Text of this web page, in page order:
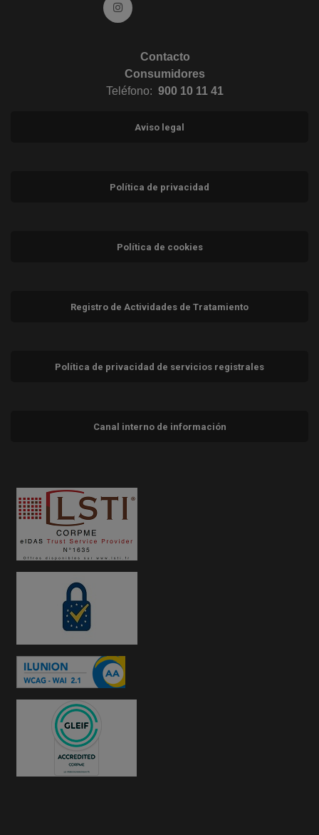
Ir a Instagram (abre en ventana nueva)
Contacto
Consumidores
Teléfono: 900 10 11 41
Aviso legal
Política de privacidad
Política de cookies
Registro de Actividades de Tratamiento
Política de privacidad de servicios registrales
Canal interno de información